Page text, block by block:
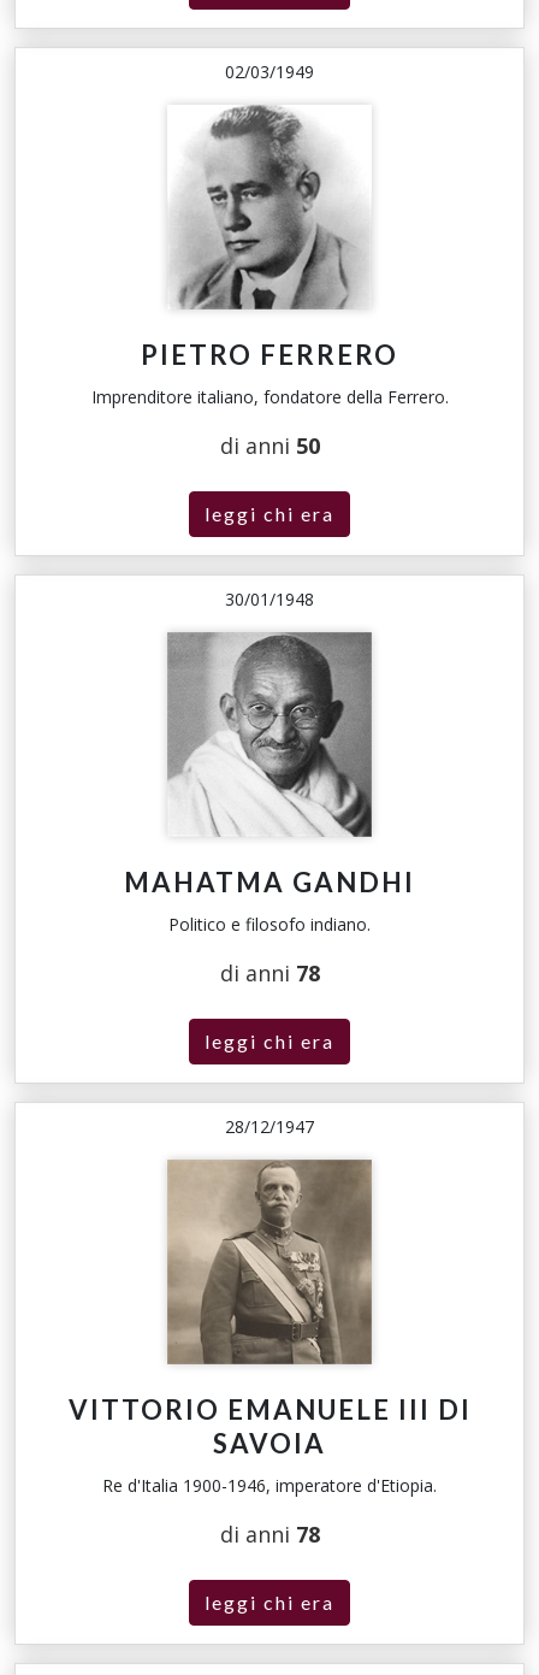
02/03/1949
PIETRO FERRERO
Imprenditore italiano, fondatore della Ferrero.
di anni 50
leggi chi era
30/01/1948
MAHATMA GANDHI
Politico e filosofo indiano.
di anni 78
leggi chi era
28/12/1947
VITTORIO EMANUELE III DI
SAVOIA
Re d'Italia 1900-1946, imperatore d'Etiopia.
di anni 78
leggi chi era